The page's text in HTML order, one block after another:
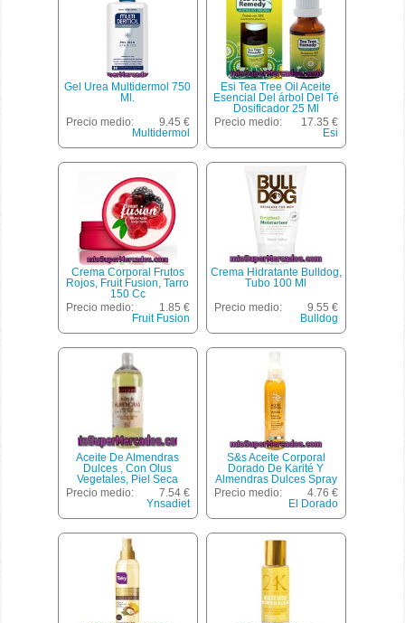
Gel Urea Multidermol 750
Ml.
Precio medio:
9.45 €
Multidermol
Esi Tea Tree Oil Aceite
Esencial Del árbol Del Té
Dosificador 25 Ml
Precio medio:
17.35 €
Esi
Crema Corporal Frutos
Rojos, Fruit Fusion, Tarro
150 Cc
Precio medio:
1.85 €
Fruit Fusion
Crema Hidratante Bulldog,
Tubo 100 Ml
Precio medio:
9.55 €
Bulldog
Aceite De Almendras
Dulces , Con Olus
Vegetales, Piel Seca
Ynsadiet 500 Mililitros
Precio medio:
7.54 €
Ynsadiet
S&s Aceite Corporal
Dorado De Karité Y
Almendras Dulces Spray
125 Ml Hidrata Y Cuida La
Precio medio:
4.76 €
El Dorado